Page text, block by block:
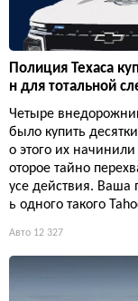
Полиция Техаса
н для тотальной
Четыре
было купить
о этого их
оторое тайно
усе действия. Ваша
ь одного такого
Авто 12 327